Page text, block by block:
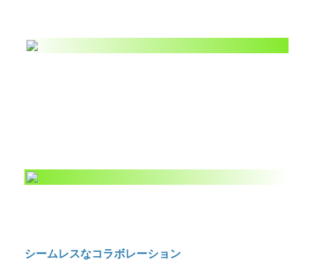
シームレスなコラボレーション